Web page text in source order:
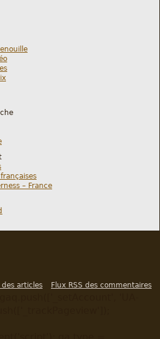
– France
des articles Flux RSS des commentaires